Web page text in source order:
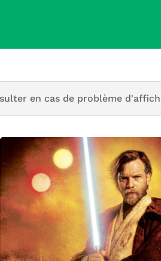
en cas de problème